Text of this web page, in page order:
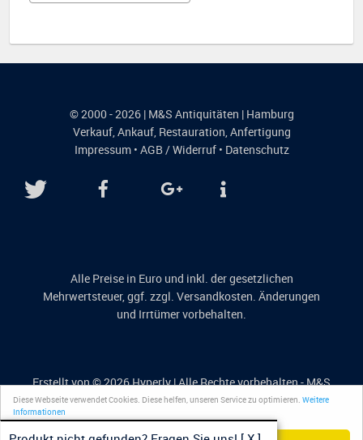
Diese Webseite verwendet Cookies. Diese helfen, unseren Service zu optimieren. Weitere
Informationen
© 2000 - 2026 | M&S Antiquitäten | Hamburg
Verkauf,Ankauf, Restauration,Anfertigung
Impressum• AGB / Widerruf• Datenschutz
Alle Preise in Euro und inkl. der gesetzlichen
Mehrwertsteuer, ggf. zzgl. Versandkosten. Änderungen
und Irrtümer vorbehalten.
Erstellt von © 2026Hyperly| Alle Rechte vorbehalten - M&S
Antiquitäten